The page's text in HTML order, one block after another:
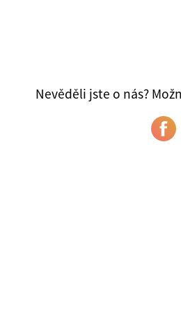
Nevěděli jste o nás?